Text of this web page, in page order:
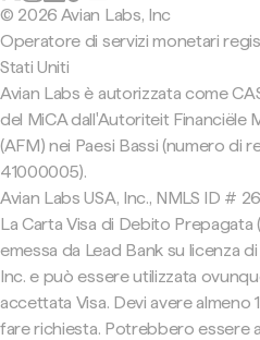
© 2026 Avian Labs, Inc
Operatore di servizi monetari
Stati Uniti
Avian Labs è autorizzata come
del MiCA dall'Autoriteit Financiële
(AFM) nei Paesi Bassi (numero di
41000005).
Avian Labs USA, Inc., NMLS ID #
La Carta Visa di Debito Prepagata
emessa da Lead Bank su licenza di
Inc. e può essere utilizzata
accettata Visa. Devi avere almeno
fare richiesta. Potrebbero essere